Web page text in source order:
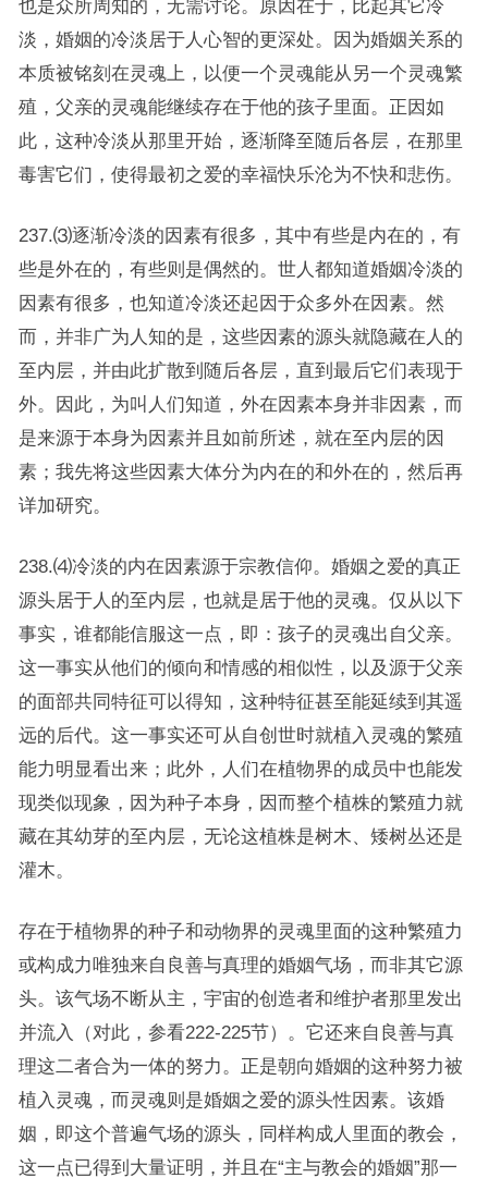
也是众所周知的，无需讨论。原因在于，比起其它冷
淡，婚姻的冷淡居于人心智的更深处。因为婚姻关系的
本质被铭刻在灵魂上，以便一个灵魂能从另一个灵魂繁
殖，父亲的灵魂能继续存在于他的孩子里面。正因如
此，这种冷淡从那里开始，逐渐降至随后各层，在那里
毒害它们，使得最初之爱的幸福快乐沦为不快和悲伤。
237.⑶逐渐冷淡的因素有很多，其中有些是内在的，有
些是外在的，有些则是偶然的。世人都知道婚姻冷淡的
因素有很多，也知道冷淡还起因于众多外在因素。然
而，并非广为人知的是，这些因素的源头就隐藏在人的
至内层，并由此扩散到随后各层，直到最后它们表现于
外。因此，为叫人们知道，外在因素本身并非因素，而
是来源于本身为因素并且如前所述，就在至内层的因
素；我先将这些因素大体分为内在的和外在的，然后再
详加研究。
238.⑷冷淡的内在因素源于宗教信仰。婚姻之爱的真正
源头居于人的至内层，也就是居于他的灵魂。仅从以下
事实，谁都能信服这一点，即：孩子的灵魂出自父亲。
这一事实从他们的倾向和情感的相似性，以及源于父亲
的面部共同特征可以得知，这种特征甚至能延续到其遥
远的后代。这一事实还可从自创世时就植入灵魂的繁殖
能力明显看出来；此外，人们在植物界的成员中也能发
现类似现象，因为种子本身，因而整个植株的繁殖力就
藏在其幼芽的至内层，无论这植株是树木、矮树丛还是
灌木。
存在于植物界的种子和动物界的灵魂里面的这种繁殖力
或构成力唯独来自良善与真理的婚姻气场，而非其它源
头。该气场不断从主，宇宙的创造者和维护者那里发出
并流入（对此，参看222-225节）。它还来自良善与真
理这二者合为一体的努力。正是朝向婚姻的这种努力被
植入灵魂，而灵魂则是婚姻之爱的源头性因素。该婚
姻，即这个普遍气场的源头，同样构成人里面的教会，
这一点已得到大量证明，并且在“主与教会的婚姻”那一